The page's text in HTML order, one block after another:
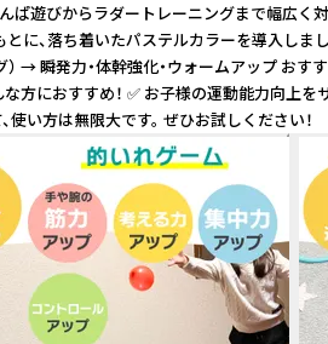
びからラダートレーニングまで
着いたパステルカラーを導入し
瞬発力・体幹強化・ウォームア
すすめ！ ✅ お子様の運動能力
い方は無限大です。 ぜひお試しください！